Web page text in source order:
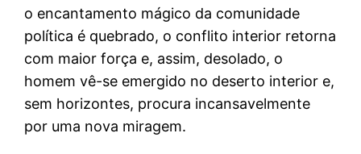
o encantamento mágico da comunidade
política é quebrado, o conflito interior retorna
com maior força e, assim, desolado, o
homem vê-se emergido no deserto interior e,
sem horizontes, procura incansavelmente
por uma nova miragem.